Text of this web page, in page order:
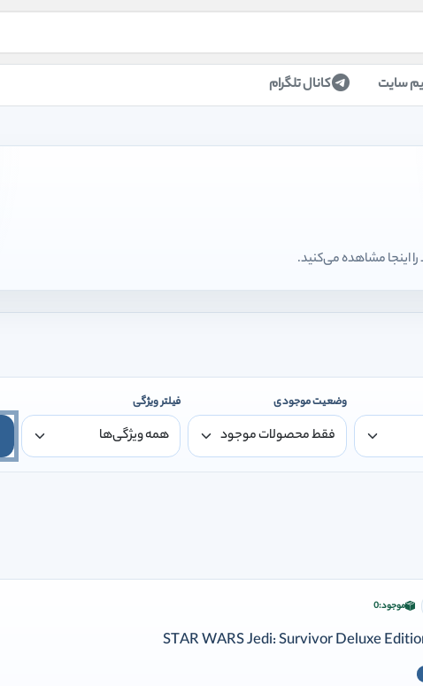
سایت کانال تلگرام
اینجا مشاهده می‌کنید.
وضعیت موجودی فیلتر ویژگی
افزودن وارد شوید
موجود:0